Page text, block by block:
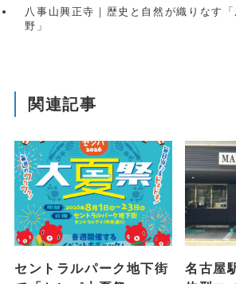
八事山興正寺｜歴史と自然が織りなす
野」
関連記事
セントラルパーク地下街
名古屋